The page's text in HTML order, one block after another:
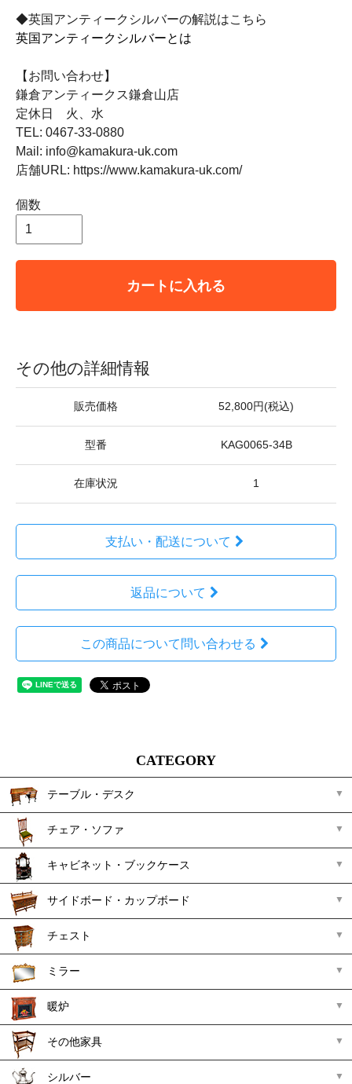
◆英国アンティークシルバーの解説はこちら
英国アンティークシルバーとは
【お問い合わせ】
鎌倉アンティークス鎌倉山店
定休日 火、水
TEL: 0467-33-0880
Mail: info@kamakura-uk.com
店舗URL: https://www.kamakura-uk.com/
個数
カートに入れる
その他の詳細情報
販売価格 52,800円(税込)
型番 KAG0065-34B
在庫状況 1
支払い・配送について
返品について
この商品について問い合わせる
CATEGORY
テーブル・デスク
チェア・ソファ
キャビネット・ブックケース
サイドボード・カップボード
チェスト
ミラー
暖炉
その他家具
シルバー